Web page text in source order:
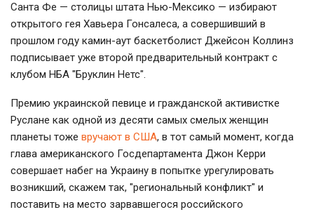
Санта Фе — столицы штата Нью-Мексико — избирают
открытого гея Хавьера Гонсалеса, а совершивший в
прошлом году камин-аут баскетболист Джейсон Коллинз
подписывает уже второй предварительный контракт с
клубом НБА "Бруклин Нетс".
Премию украинской певице и гражданской активистке
Руслане как одной из десяти самых смелых женщин
планеты тоже вручают в США, в тот самый момент, когда
глава американского Госдепартамента Джон Керри
совершает набег на Украину в попытке урегулировать
возникший, скажем так, "региональный конфликт" и
поставить на место зарвавшегося российского